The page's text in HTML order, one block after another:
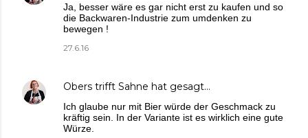
Ja, besser wäre es gar nicht erst zu kaufen und so
die Backwaren-Industrie zum umdenken zu
bewegen !
27.6.16
Obers trifft Sahne hat gesagt…
Ich glaube nur mit Bier würde der Geschmack zu
kräftig sein. In der Variante ist es wirklich eine gute
Würze.